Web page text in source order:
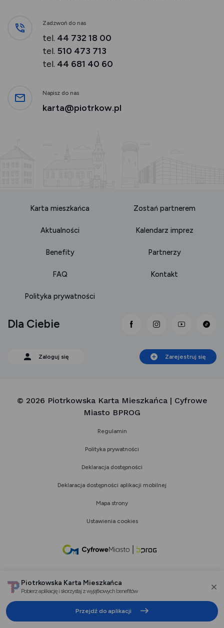
Zadzwoń do nas
tel. 44 732 18 00
tel. 510 473 713
tel. 44 681 40 60
Napisz do nas
karta@piotrkow.pl
Karta mieszkańca Zostań partnerem
Aktualności Kalendarz imprez
Benefity Partnerzy
FAQ Kontakt
Polityka prywatności
link otwiera się nowej
link otwiera się
link
Dla Ciebie
Zaloguj się Zarejestruj się
© 2026 Piotrkowska Karta Mieszkańca | Cyfrowe
Miasto BPROG
Regulamin
Polityka prywatności
Deklaracja dostępności
Deklaracja dostępności aplikacji mobilnej
Mapa strony
Ustawienia cookies
link
nowej
Piotrkowska Karta Mieszkańca
Pobierz aplikację i skorzystaj z wyjątkowych benefitów
Przejdź do aplikacji